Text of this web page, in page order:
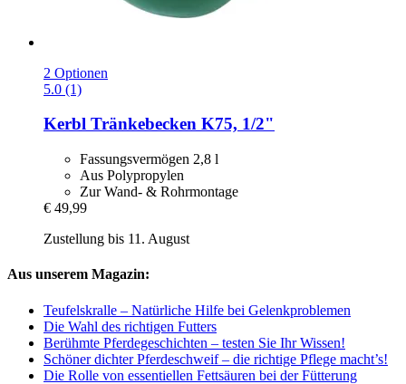
2 Optionen
5.0 (1)
Kerbl Tränkebecken K75, 1/2"
Fassungsvermögen 2,8 l
Aus Polypropylen
Zur Wand- & Rohrmontage
€ 49,99
Zustellung bis 11. August
Aus unserem Magazin:
Teufelskralle – Natürliche Hilfe bei Gelenkproblemen
Die Wahl des richtigen Futters
Berühmte Pferdegeschichten – testen Sie Ihr Wissen!
Schöner dichter Pferdeschweif – die richtige Pflege macht’s!
Die Rolle von essentiellen Fettsäuren bei der Fütterung